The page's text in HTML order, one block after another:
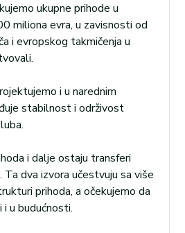
ukupne prihode u
miliona evra, u zavisnosti od
i evropskog takmičenja u
i u narednim
stabilnost i održivost
i dalje ostaju transferi
Ta dva izvora učestvuju sa više
prihoda, a očekujemo da
u budućnosti.